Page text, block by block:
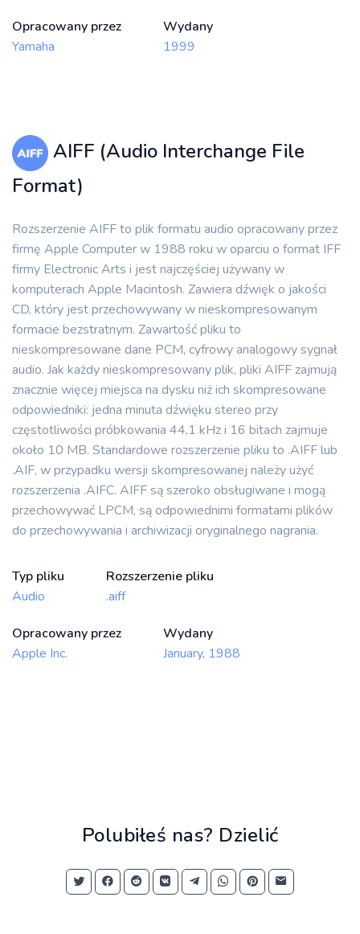
Opracowany przez
Yamaha
Wydany
1999
AIFF (Audio Interchange File
Format)
Rozszerzenie AIFF to plik formatu audio opracowany przez
firmę Apple Computer w 1988 roku w oparciu o format IFF
firmy Electronic Arts i jest najczęściej używany w
komputerach Apple Macintosh. Zawiera dźwięk o jakości
CD, który jest przechowywany w nieskompresowanym
formacie bezstratnym. Zawartość pliku to
nieskompresowane dane PCM, cyfrowy analogowy sygnał
audio. Jak każdy nieskompresowany plik, pliki AIFF zajmują
znacznie więcej miejsca na dysku niż ich skompresowane
odpowiedniki: jedna minuta dźwięku stereo przy
częstotliwości próbkowania 44,1 kHz i 16 bitach zajmuje
około 10 MB. Standardowe rozszerzenie pliku to .AIFF lub
.AIF, w przypadku wersji skompresowanej należy użyć
rozszerzenia .AIFC. AIFF są szeroko obsługiwane i mogą
przechowywać LPCM, są odpowiednimi formatami plików
do przechowywania i archiwizacji oryginalnego nagrania.
Typ pliku
Audio
Rozszerzenie pliku
.aiff
Opracowany przez
Apple Inc.
Wydany
January, 1988
Polubiłeś nas? Dzielić